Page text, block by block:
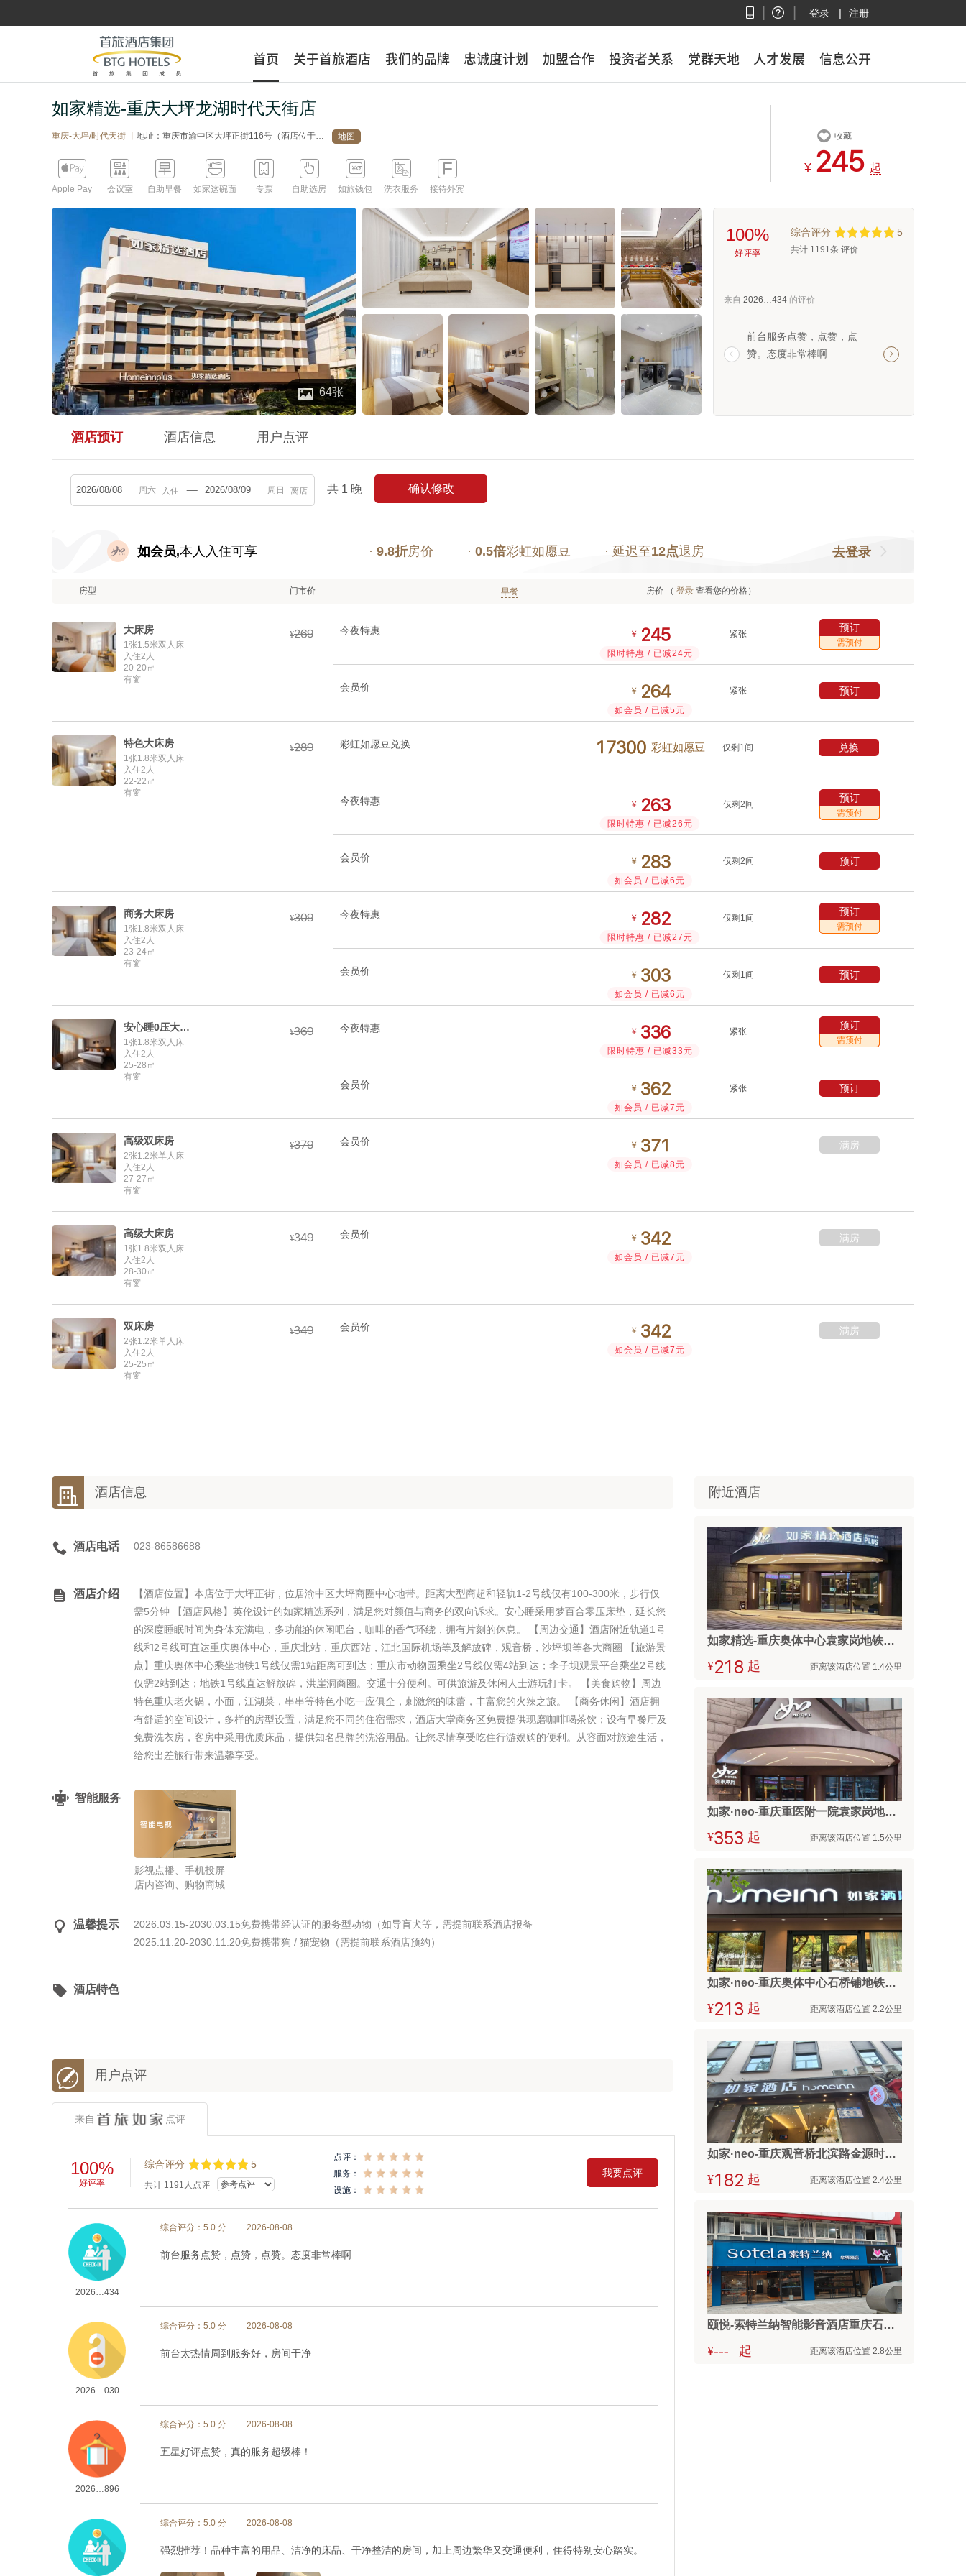
登录 | 注册
首页 关于首旅酒店 我们的品牌 忠诚度计划 加盟合作 投资者关系 党群天地 人才发展 信息公开
首页 关于首旅酒店 我们的品牌 忠诚度计划 加盟合作 投资者关系 党群天地 人才发展 信息公开
如家精选-重庆大坪龙湖时代天街店
重庆-大坪/时代天街 丨 地址：重庆市渝中区大坪正街116号（酒店位于大坪正街与彭家花园路口；英利大融城斜对面，步行至龙湖时代天街仅400米；轻轨一，二号线大坪站1/6出口步行3分钟） 地图

Apple Pay

会议室

自助早餐

如家这碗面

专票

自助选房

如旅钱包

洗衣服务

接待外宾
 收藏
¥  起
 64张
100%
好评率
综合评分 5
共计 1191条 评价
来自 2026…434 的评价

前台服务点赞，点赞，点
赞。态度非常棒啊
间干净

酒店预订 酒店信息 用户点评
入住 离店 共 1 晚 确认修改
如会员,本人入住可享 · 9.8折房价 · 0.5倍彩虹如愿豆 · 延迟至12点退房 去登录
房型 门市价 早餐 房价 （ 登录 查看您的价格）
大床房
1张1.5米双人床
入住2人
20-20㎡
有窗
¥ 今夜特惠 ￥ 
限时特惠 / 已减24元
紧张
预订
需预付
会员价 ￥ 
如会员 / 已减5元
紧张 预订
特色大床房
1张1.8米双人床
入住2人
22-22㎡
有窗
¥ 彩虹如愿豆兑换   彩虹如愿豆 仅剩1间 兑换
今夜特惠 ￥ 
限时特惠 / 已减26元
仅剩2间
预订
需预付
会员价 ￥ 
如会员 / 已减6元
仅剩2间 预订
商务大床房
1张1.8米双人床
入住2人
23-24㎡
有窗
¥ 今夜特惠 ￥ 
限时特惠 / 已减27元
仅剩1间
预订
需预付
会员价 ￥ 
如会员 / 已减6元
仅剩1间 预订
安心睡0压大床房
1张1.8米双人床
入住2人
25-28㎡
有窗
¥ 今夜特惠 ￥ 
限时特惠 / 已减33元
紧张
预订
需预付
会员价 ￥ 
如会员 / 已减7元
紧张 预订
高级双床房
2张1.2米单人床
入住2人
27-27㎡
有窗
¥ 会员价 ￥ 
如会员 / 已减8元
满房
高级大床房
1张1.8米双人床
入住2人
28-30㎡
有窗
¥ 会员价 ￥ 
如会员 / 已减7元
满房
双床房
2张1.2米单人床
入住2人
25-25㎡
有窗
¥ 会员价 ￥ 
如会员 / 已减7元
满房
 酒店信息
 酒店电话 023-86586688
 酒店介绍
【酒店位置】本店位于大坪正街，位居渝中区大坪商圈中心地带。距离大型商超和轻轨1-2号线仅有100-300米，步行仅
需5分钟 【酒店风格】英伦设计的如家精选系列，满足您对颜值与商务的双向诉求。安心睡采用梦百合零压床垫，延长您
的深度睡眠时间为身体充满电，多功能的休闲吧台，咖啡的香气环绕，拥有片刻的休息。 【周边交通】酒店附近轨道1号
线和2号线可直达重庆奥体中心，重庆北站，重庆西站，江北国际机场等及解放碑，观音桥，沙坪坝等各大商圈 【旅游景
点】重庆奥体中心乘坐地铁1号线仅需1站距离可到达；重庆市动物园乘坐2号线仅需4站到达；李子坝观景平台乘坐2号线
仅需2站到达；地铁1号线直达解放碑，洪崖洞商圈。交通十分便利。可供旅游及休闲人士游玩打卡。 【美食购物】周边
特色重庆老火锅，小面，江湖菜，串串等特色小吃一应俱全，刺激您的味蕾，丰富您的火辣之旅。 【商务休闲】酒店拥
有舒适的空间设计，多样的房型设置，满足您不同的住宿需求，酒店大堂商务区免费提供现磨咖啡喝茶饮；设有早餐厅及
免费洗衣房，客房中采用优质床品，提供知名品牌的洗浴用品。让您尽情享受吃住行游娱购的便利。从容面对旅途生活，
给您出差旅行带来温馨享受。
智能服务
影视点播、手机投屏
店内咨询、购物商城
 温馨提示
2026.03.15-2030.03.15免费携带经认证的服务型动物（如导盲犬等，需提前联系酒店报备
2025.11.20-2030.11.20免费携带狗 / 猫宠物（需提前联系酒店预约）
 酒店特色
 用户点评
来自 点评
100%
好评率
综合评分 5
共计 1191 人点评
点评：
服务：
设施：
我要点评
2026…434
综合评分：5.0 分 2026-08-08
前台服务点赞，点赞，点赞。态度非常棒啊
2026…030
综合评分：5.0 分 2026-08-08
前台太热情周到服务好，房间干净
2026…896
综合评分：5.0 分 2026-08-08
五星好评点赞，真的服务超级棒！
综合评分：5.0 分 2026-08-08
强烈推荐！品种丰富的用品、洁净的床品、干净整洁的房间，加上周边繁华又交通便利，住得特别安心踏实。
附近酒店
如家精选-重庆奥体中心袁家岗地铁站店
¥  起 距离该酒店位置 1.4公里
如家·neo-重庆重医附一院袁家岗地铁站店
¥ 起 距离该酒店位置 1.5公里
如家·neo-重庆奥体中心石桥铺地铁站店
¥  起 距离该酒店位置 2.2公里
如家·neo-重庆观音桥北滨路金源时代购物广场店
¥  起 距离该酒店位置 2.4公里
颐悦-索特兰纳智能影音酒店重庆石桥铺地铁站百脑汇店
¥--- 起 距离该酒店位置 2.8公里